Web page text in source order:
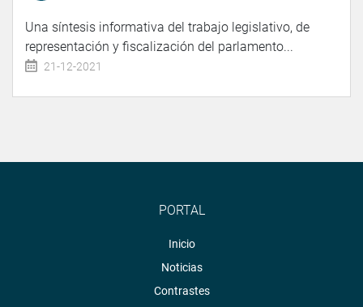
Una síntesis informativa del trabajo legislativo, de
representación y fiscalización del parlamento...
21-12-2021
PORTAL
Inicio
Noticias
Contrastes